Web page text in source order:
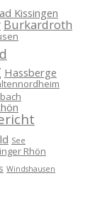
Kissingen
Burkardroth
Hassberge
See
Rhön
Windshausen